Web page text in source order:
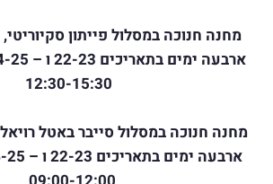
מחנה חנוכה במסלול פייתון
ארבעה ימים בתאריכים 22-23 ו – 24-25
מחנה חנוכה במסלול סייבר באטל